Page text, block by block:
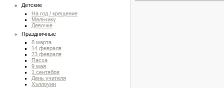
Детские
На год / крещение
Мальчику
Девочке
Праздничные
8 марта
14 февраля
23 февраля
Пасха
9 мая
1 сентября
День учителя
Хэллоуин